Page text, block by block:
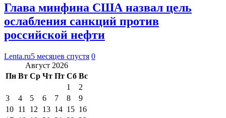
Глава минфина США назвал цель
ослабления санкций против
российской нефти
Lenta.ru5 месяцев спустя 0
Август 2026
Пн Вт Ср Чт Пт Сб Вс
1
2
3
4 5 6 7 8
9
10 11 12 13 14 15 16